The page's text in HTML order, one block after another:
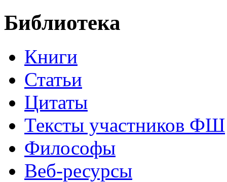
Библиотека
Книги
Статьи
Цитаты
Тексты участников ФШ
Философы
Веб-ресурсы